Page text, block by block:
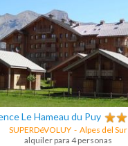
Le Hameau du Puy
SUPERDéVOLUY- Alpes del Sur
alquiler para 4 personas